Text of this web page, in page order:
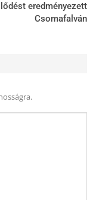
eredményezett
Csomafalván